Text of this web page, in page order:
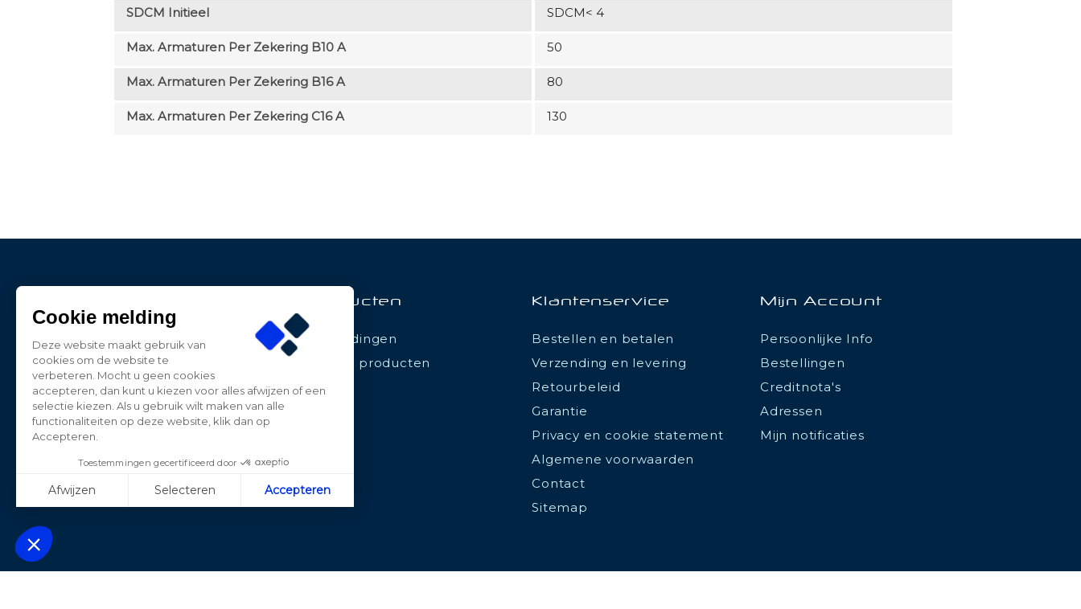
SDCM Initieel SDCM< 4
Max. Armaturen Per Zekering B10 A 50
Max. Armaturen Per Zekering B16 A 80
Max. Armaturen Per Zekering C16 A 130
Dwarsweg 27
3181 HP Rozenburg
Nederland
0181-787885
contact@beledpro.nl
Producten
Aanbiedingen
Nieuwe producten
Klantenservice
Bestellen en betalen
Verzending en levering
Retourbeleid
Garantie
Privacy en cookie statement
Algemene voorwaarden
Contact
Sitemap
Mijn Account
Persoonlijke Info
Bestellingen
Creditnota's
Adressen
Mijn notificaties
Cookie melding
Deze website maakt gebruik van
cookies om de website te
verbeteren. Mocht u geen cookies
accepteren, dan kunt u kiezen voor alles afwijzen of een
selectie kiezen. Als u gebruik wilt maken van alle
functionaliteiten op deze website, klik dan op
Accepteren.
Toestemmingen gecertificeerd door
Afwijzen Selecteren Accepteren
Notre plateforme vous permet d'adapter et de gérer vos paramètres de confidentialité, en garantissant la conformité avec les réglementations. Personnalisez vos préférences pour contrôler la manière